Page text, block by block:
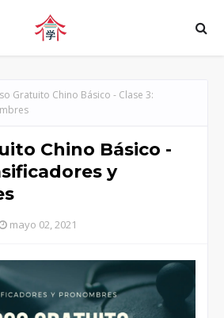
Gratuito Chino Básico - Clase 3:
Chino Básico -
y
mayo 02, 2021